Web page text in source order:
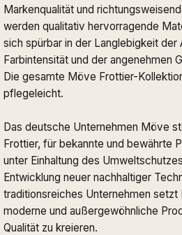
Markenqualität und
werden qualitativ hervorragende
sich spürbar in der Langlebigkeit der
Farbintensität und der angenehmen
Die gesamte Möve Frottier-
pflegeleicht.
Das deutsche Unternehmen Möve
Frottier, für bekannte und bewährte
unter Einhaltung des
Entwicklung neuer nachhaltiger
traditionsreiches Unternehmen
moderne und außergewöhnliche
Qualität zu kreieren.